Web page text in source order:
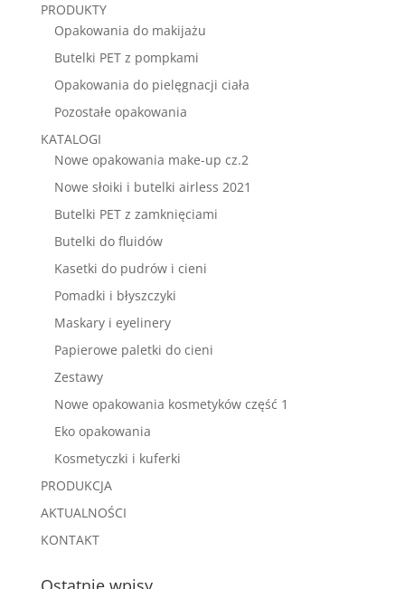
PRODUKTY
Opakowania do makijażu
Butelki PET z pompkami
Opakowania do pielęgnacji ciała
Pozostałe opakowania
KATALOGI
Nowe opakowania make-up cz.2
Nowe słoiki i butelki airless 2021
Butelki PET z zamknięciami
Butelki do fluidów
Kasetki do pudrów i cieni
Pomadki i błyszczyki
Maskary i eyelinery
Papierowe paletki do cieni
Zestawy
Nowe opakowania kosmetyków część 1
Eko opakowania
Kosmetyczki i kuferki
PRODUKCJA
AKTUALNOŚCI
KONTAKT